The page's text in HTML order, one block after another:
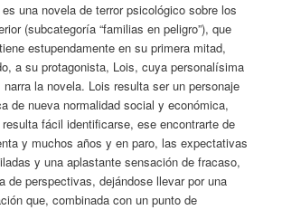
es una novela de terror psicológico sobre los
(subcategoría “familias en peligro”), que
estupendamente en su primera mitad,
a su protagonista, Lois, cuya personalísima
la novela. Lois resulta ser un personaje
de nueva normalidad social y económica,
fácil identificarse, ese encontrarte de
y muchos años y en paro, las expectativas
y una aplastante sensación de fracaso,
de perspectivas, dejándose llevar por una
que, combinada con un punto de